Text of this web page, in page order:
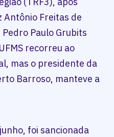
Antônio Freitas de
Paulo Grubits
recorreu ao
mas o presidente da
Barroso, manteve a
foi sancionada